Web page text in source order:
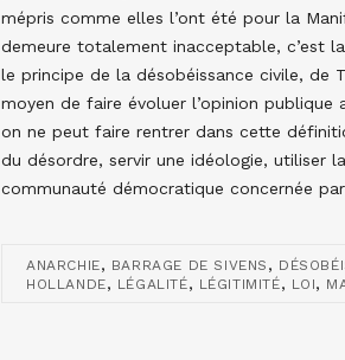
mépris comme elles l’ont été pour la
demeure totalement inacceptable, c’est
le principe de la désobéissance civile, de
moyen de faire évoluer l’opinion publique
on ne peut faire rentrer dans cette
du désordre, servir une idéologie, utiliser
communauté démocratique concernée
ANARCHIE, BARRAGE DE SIVENS ,
HOLLANDE, LÉGALITÉ, LÉGITIMITÉ, LOI,